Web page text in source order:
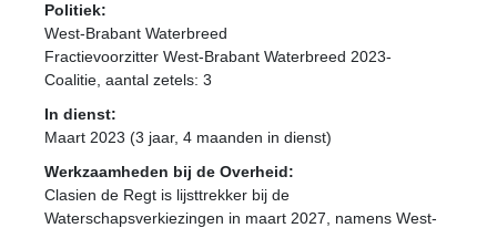
Politiek:
West-Brabant Waterbreed
Fractievoorzitter West-Brabant Waterbreed 2023-
Coalitie , aantal zetels: 3
In dienst:
Maart 2023 (3 jaar, 4 maanden in dienst)
Werkzaamheden bij de Overheid:
Clasien de Regt is lijsttrekker bij de
Waterschapsverkiezingen in maart 2027, namens West-